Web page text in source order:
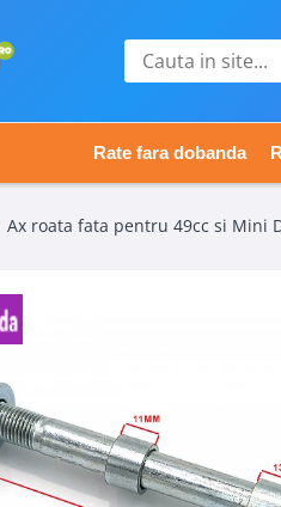
Rate fara dobanda
Ax roata fata pentru 49cc si Mini